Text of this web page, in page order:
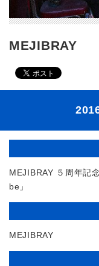
MEJIBRAY
MEJIBRAY ５周年記
be」
MEJIBRAY